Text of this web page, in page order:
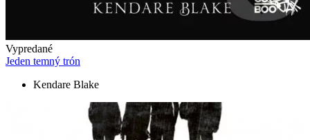
Vypredané
Jeden temný trón
Kendare Blake